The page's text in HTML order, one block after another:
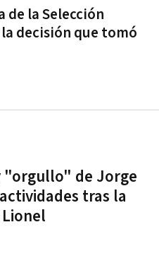
de la Selección
decisión que tomó
"orgullo" de Jorge
tras la